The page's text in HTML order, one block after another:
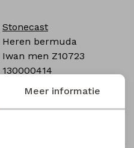
Stonecast
Heren bermuda
Iwan men Z10723
130000414
Bleached denim
Meer informatie